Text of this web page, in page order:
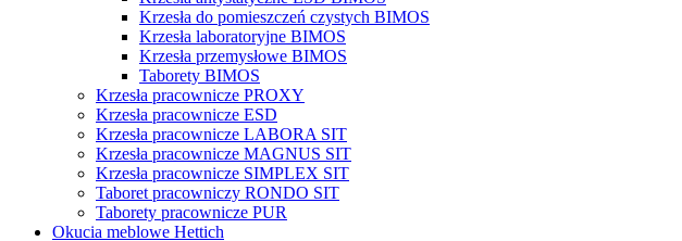
Krzesła do pomieszczeń czystych BIMOS
Krzesła laboratoryjne BIMOS
Krzesła przemysłowe BIMOS
Taborety BIMOS
Krzesła pracownicze PROXY
Krzesła pracownicze ESD
Krzesła pracownicze LABORA SIT
Krzesła pracownicze MAGNUS SIT
Krzesła pracownicze SIMPLEX SIT
Taboret pracowniczy RONDO SIT
Taborety pracownicze PUR
Okucia meblowe Hettich